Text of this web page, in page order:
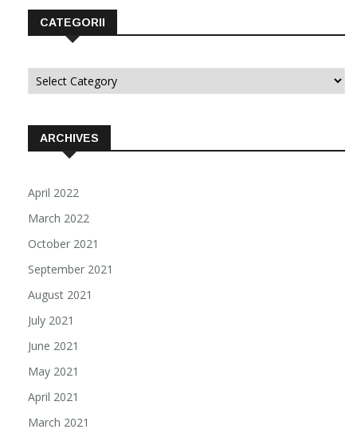
CATEGORII
Categorii
ARCHIVES
April 2022
March 2022
October 2021
September 2021
August 2021
July 2021
June 2021
May 2021
April 2021
March 2021